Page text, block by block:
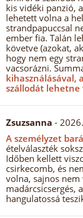
kis vidéki panzió,
lehetett volna a
strandpapuccsal
ember fia. Talán
követve (azokat,
hogy nem egy
vacsorázni.
kihasználásával,
szállodát lehetne
Zsuzsanna -
A személyzet
ételválaszték
Időben kellett
csirkecomb, és
volna, sajnos
madárcsicsergés,
hangulatossá